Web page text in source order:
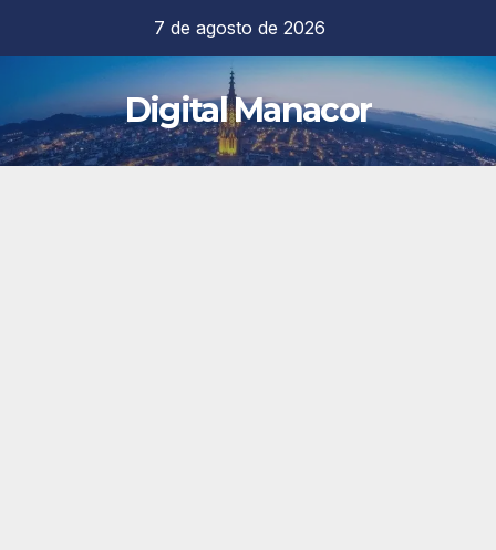
contenido
7 de agosto de 2026
Digital Manacor